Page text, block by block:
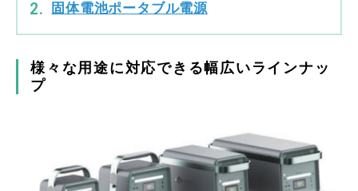
固体電池ポータブル電源
様々な用途に対応できる幅広いラインナッ
プ